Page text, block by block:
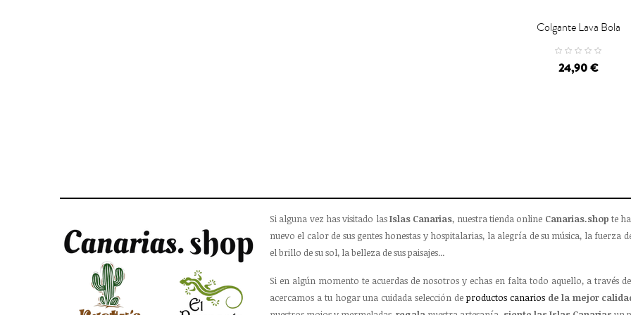
CARRO
Colgante Lava Bola
24,90 €
Si alguna vez has visitado lasIslas Canarias, nuestra tienda online Canarias.shop te
nuevo el calor de sus gentes honestas y hospitalarias, la alegría de su música, la fuerza
el brillo de su sol, la belleza de sus paisajes...
Si en algún momento te acuerdas de nosotros y echas en falta todo aquello, a través
acercamos a tu hogar una cuidada selección de productos canariosde la mejor